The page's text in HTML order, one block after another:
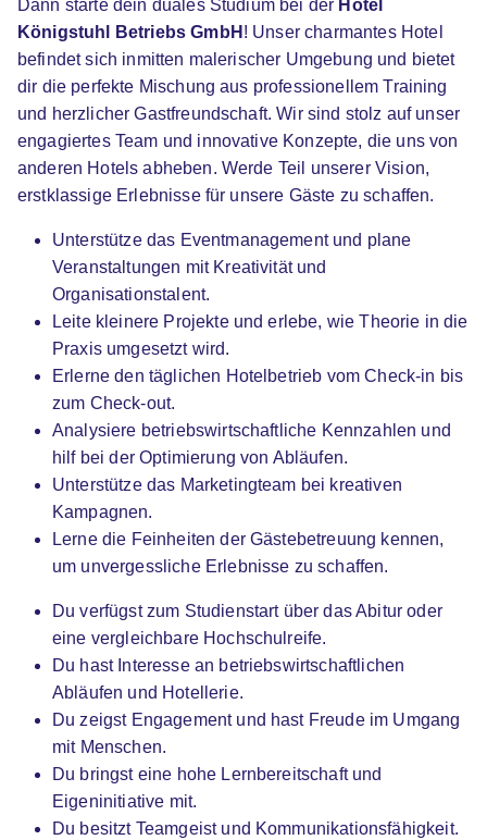
01.10.2026
69115 Heidelberg
Duales Studium BWL Hotelmanagement | Hotel
Königstuhl Betriebs GmbH iba | University of
Cooperative Education
01.10.2026
69117 Heidelberg
Duales Studium "Internationales
Hotelmanagement (B.A.)" Hotel Stadt Breisach
SRH University
01.10.2026
69123 Heidelberg (u.a.)
Dann starte dein duales Studium bei der Hotel
Königstuhl Betriebs GmbH ! Unser charmantes Hotel
befindet sich inmitten malerischer Umgebung und bietet
dir die perfekte Mischung aus professionellem Training
und herzlicher Gastfreundschaft. Wir sind stolz auf unser
engagiertes Team und innovative Konzepte, die uns von
anderen Hotels abheben. Werde Teil unserer Vision,
erstklassige Erlebnisse für unsere Gäste zu schaffen.
Unterstütze das Eventmanagement und plane
Veranstaltungen mit Kreativität und
Organisationstalent.
Leite kleinere Projekte und erlebe, wie Theorie in die
Praxis umgesetzt wird.
Erlerne den täglichen Hotelbetrieb vom Check-in bis
zum Check-out.
Analysiere betriebswirtschaftliche Kennzahlen und
hilf bei der Optimierung von Abläufen.
Unterstütze das Marketingteam bei kreativen
Kampagnen.
Lerne die Feinheiten der Gästebetreuung kennen,
um unvergessliche Erlebnisse zu schaffen.
Du verfügst zum Studienstart über das Abitur oder
eine vergleichbare Hochschulreife.
Du hast Interesse an betriebswirtschaftlichen
Abläufen und Hotellerie.
Du zeigst Engagement und hast Freude im Umgang
mit Menschen.
Du bringst eine hohe Lernbereitschaft und
Eigeninitiative mit.
Du besitzt Teamgeist und Kommunikationsfähigkeit.